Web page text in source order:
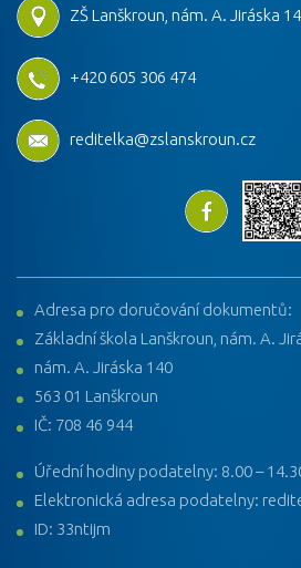
ZŠ Lanškroun, nám. A. Jiráska
+420 605 306 474
reditelka@zslanskroun.cz
Adresa pro doručování dokumentů:
Základní škola Lanškroun, nám. A.
nám. A. Jiráska 140
563 01 Lanškroun
IČ: 708 46 944
Úřední hodiny podatelny: 8.00 –
Elektronická adresa podatelny:
ID: 33ntijm